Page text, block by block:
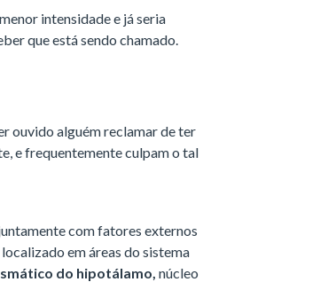
intensidade e já seria
que está sendo chamado.
ouvido alguém reclamar de ter
e frequentemente culpam o tal
com fatores externos
em áreas do sistema
do hipotálamo, núcleo